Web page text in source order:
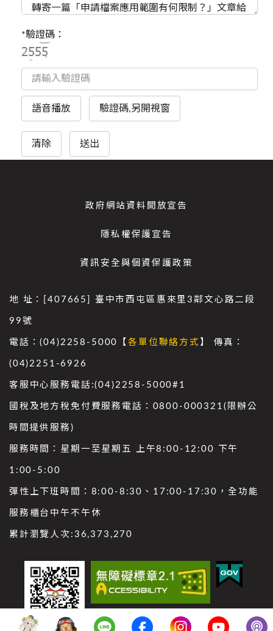
*驗證碼：
語音播放 驗證碼,另開視窗
清除 送出
政府網站資料開放宣告
隱私權保護宣告
資訊安全與個資保護政策
地 址：[407665] 臺中市西屯區惠來里3鄰文心路二段
99號
電話：(04)2258-5000【各單位聯絡方式 】 傳真：
(04)2251-6926
客服中心服務電話:(04)2258-5000#1
國稅及地方稅免付費服務電話：0800-000321(限辦公
時間提供服務)
服務時間：星期一至星期五 上午8:00-12:00 下午
1:00-5:00
彈性上下班時間：8:00-8:30、17:00-17:30，全功能
服務櫃台中午不午休
累計瀏覽人次: 36,373,270